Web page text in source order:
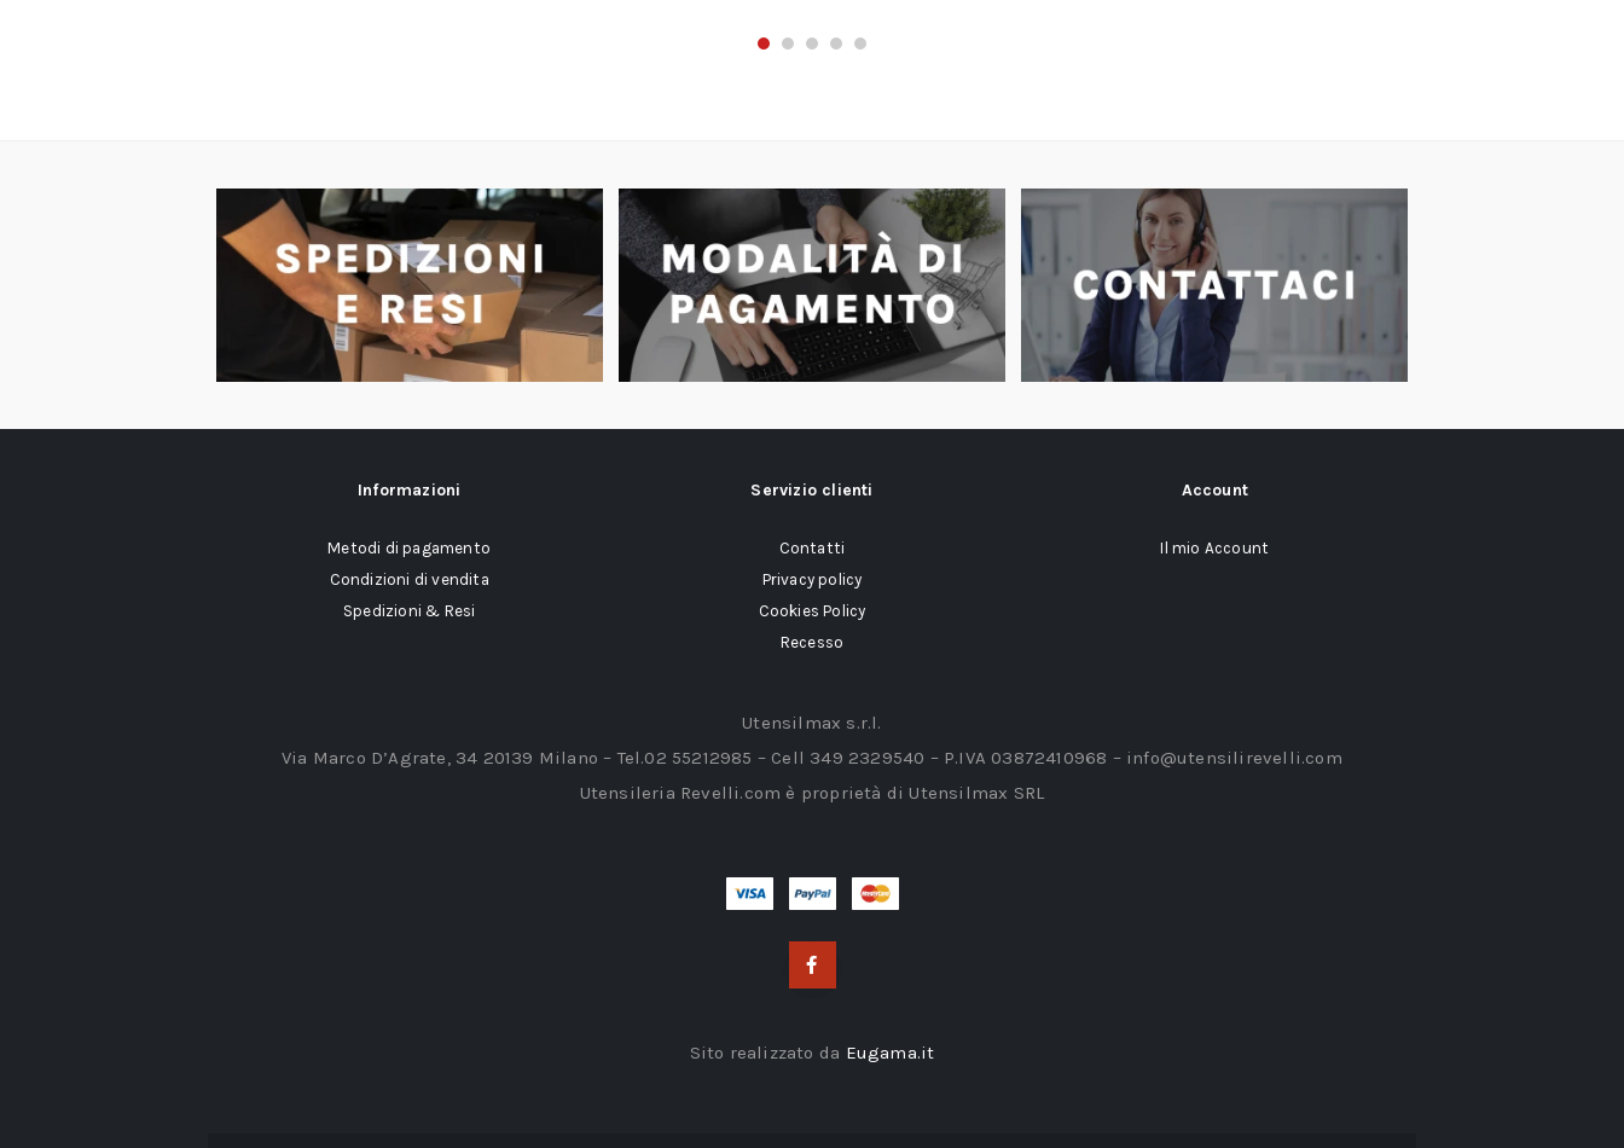
Informazioni
Metodi di pagamento
Condizioni di vendita
Spedizioni & Resi
Servizio clienti
Contatti
Privacy policy
Cookies Policy
Recesso
Account
Il mio Account
Utensilmax s.r.l.
Via Marco D’Agrate, 34 20139 Milano – Tel.02 55212985 – Cell 349 2329540 – P.IVA 03872410968 – info@utensilirevelli.com
Utensileria Revelli.com è proprietà di Utensilmax SRL
Sito realizzato da Eugama.it